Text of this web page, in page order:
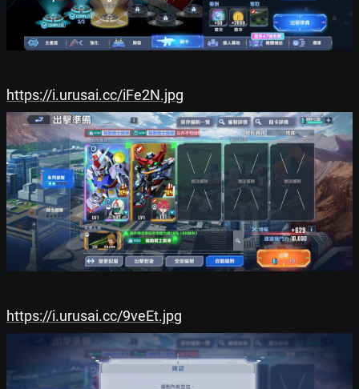
https://i.urusai.cc/iFe2N.jpg
https://i.urusai.cc/9veEt.jpg